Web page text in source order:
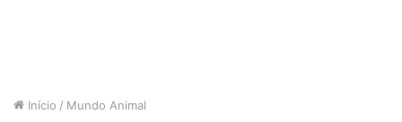
Início / Mundo Animal